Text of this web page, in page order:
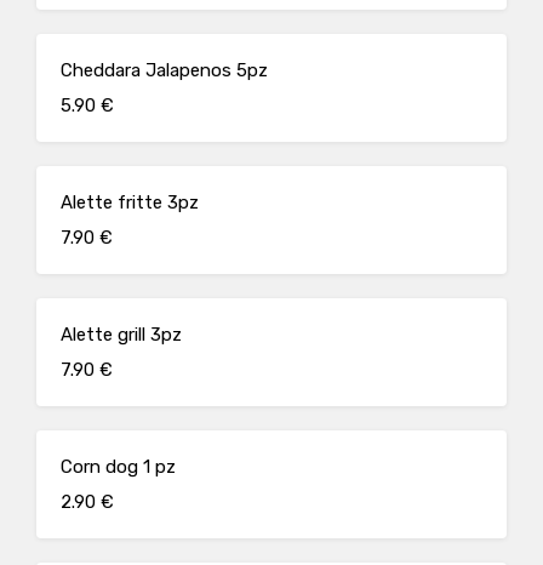
Cheddara Jalapenos 5pz
5.90 €
Alette fritte 3pz
7.90 €
Alette grill 3pz
7.90 €
Corn dog 1 pz
2.90 €